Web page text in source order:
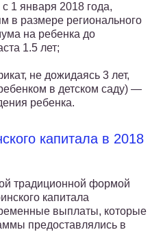
1 января 2018 года,
в размере регионального
на ребенка до
1.5 лет;
не дожидаясь 3 лет,
в детском саду) —
ребенка.
капитала в 2018
традиционной формой
капитала
выплаты, которые
предоставлялись в